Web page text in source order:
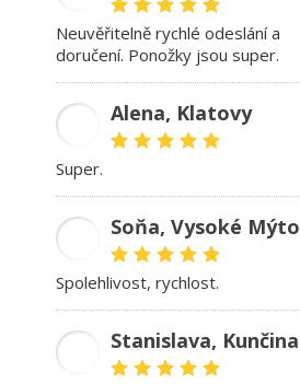
Neuvěřitelně rychlé odeslání a
doručení. Ponožky jsou super.
Alena, Klatovy
Super.
Soňa, Vysoké Mýto
spolehlivost, rychlost.
Stanislava, Kunčina